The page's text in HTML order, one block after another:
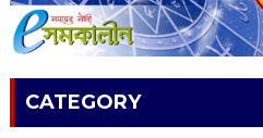
CATEGORY